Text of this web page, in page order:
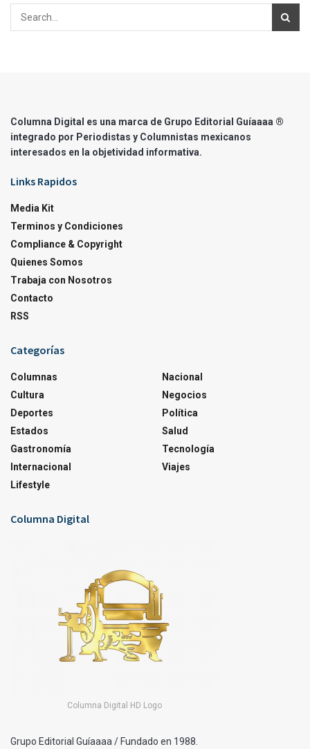
Columna Digital es una marca de Grupo Editorial Guíaaaa ®
integrado por Periodistas y Columnistas mexicanos
interesados en la objetividad informativa.
Links Rapidos
Media Kit
Terminos y Condiciones
Compliance & Copyright
Quienes Somos
Trabaja con Nosotros
Contacto
RSS
Categorías
Columnas
Cultura
Deportes
Estados
Gastronomía
Internacional
Lifestyle
Nacional
Negocios
Política
Salud
Tecnología
Viajes
Columna Digital
Columna Digital HD Logo
Grupo Editorial Guíaaaa / Fundado en 1988.